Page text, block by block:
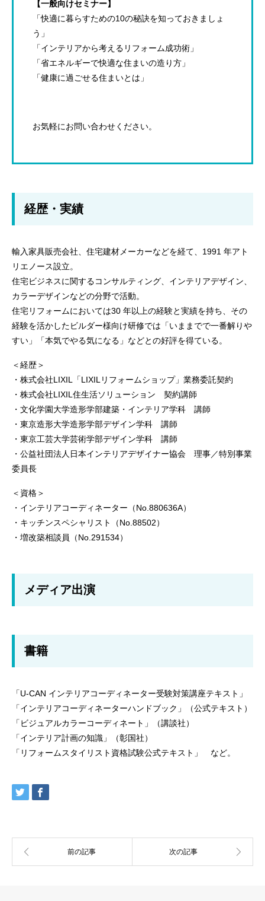
【一般向けセミナー】
「快適に暮らすための10の秘訣を知っておきましょ
う」
「インテリアから考えるリフォーム成功術」
「省エネルギーで快適な住まいの造り方」
「健康に過ごせる住まいとは」
お気軽にお問い合わせください。
経歴・実績
輸入家具販売会社、住宅建材メーカーなどを経て、1991 年アト
リエノース設立。
住宅ビジネスに関するコンサルティング、インテリアデザイン、
カラーデザインなどの分野で活動。
住宅リフォームにおいては30 年以上の経験と実績を持ち、その
経験を活かしたビルダー様向け研修では「いままでで一番解りや
すい」「本気でやる気になる」などとの好評を得ている。
＜経歴＞
・株式会社LIXIL「LIXILリフォームショップ」業務委託契約
・株式会社LIXIL住生活ソリューション 契約講師
・文化学園大学造形学部建築・インテリア学科 講師
・東京造形大学造形学部デザイン学科 講師
・東京工芸大学芸術学部デザイン学科 講師
・公益社団法人日本インテリアデザイナー協会 理事／特別事業
委員長
＜資格＞
・インテリアコーディネーター（No.880636A）
・キッチンスペシャリスト（No.88502）
・増改築相談員（No.291534）
メディア出演
書籍
「U-CAN インテリアコーディネーター受験対策講座テキスト」
「インテリアコーディネーターハンドブック」（公式テキスト）
「ビジュアルカラーコーディネート」（講談社）
「インテリア計画の知識」（彰国社）
「リフォームスタイリスト資格試験公式テキスト」 など。